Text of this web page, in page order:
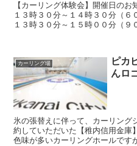
【カーリング体験会】開催日の
１３時３０分～１４時３０分（
１３時３０分～１５時００分（
カーリング場
ピカ
んロ
氷の張替えに伴って、カーリング
約していただいた【稚内信用金庫
色味が多いカーリングホールです